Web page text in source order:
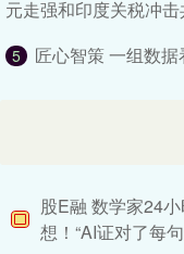
元走强和印度关税冲击
5 匠心智策 一组数据
股E融 数学家24
想！“AI证对了每